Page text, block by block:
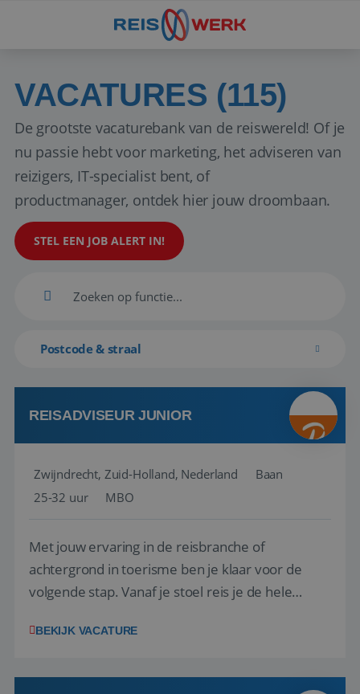
VACATURES (115)
De grootste vacaturebank van de reiswereld! Of je
nu passie hebt voor marketing, het adviseren van
reizigers, IT-specialist bent, of
productmanager, ontdek hier jouw droombaan.
STEL EEN JOB ALERT IN!
Postcode & straal
REISADVISEUR JUNIOR
Zwijndrecht, Zuid-Holland, Nederland
Baan
25-32 uur
MBO
Met jouw ervaring in de reisbranche of
achtergrond in toerisme ben je klaar voor de
volgende stap. Vanaf je stoel reis je de hele
wensen van je team, je klant en wat er in de
klanten te overtuigen om die droomreis te
BEKIJK VACATURE